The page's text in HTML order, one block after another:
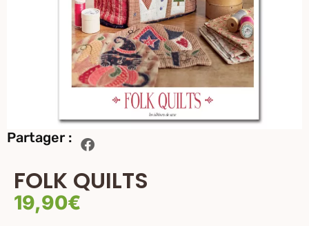
Partager :
FOLK QUILTS
19,90€